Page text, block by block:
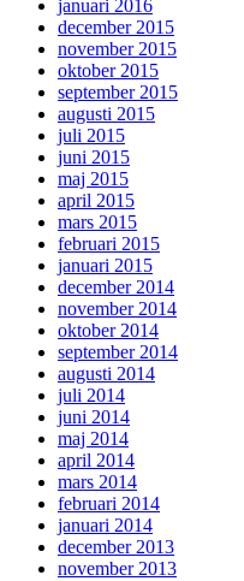
januari 2016
december 2015
november 2015
oktober 2015
september 2015
augusti 2015
juli 2015
juni 2015
maj 2015
april 2015
mars 2015
februari 2015
januari 2015
december 2014
november 2014
oktober 2014
september 2014
augusti 2014
juli 2014
juni 2014
maj 2014
april 2014
mars 2014
februari 2014
januari 2014
december 2013
november 2013